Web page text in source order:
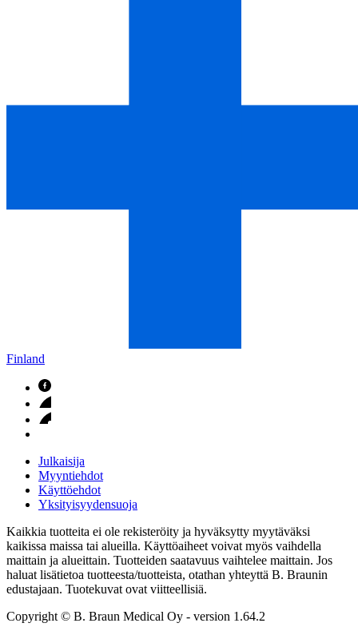
Finland
Julkaisija
Myyntiehdot
Käyttöehdot
Yksityisyydensuoja
Kaikkia tuotteita ei ole rekisteröity ja hyväksytty myytäväksi
kaikissa maissa tai alueilla. Käyttöaiheet voivat myös vaihdella
maittain ja alueittain. Tuotteiden saatavuus vaihtelee maittain. Jos
haluat lisätietoa tuotteesta/tuotteista, otathan yhteyttä B. Braunin
edustajaan. Tuotekuvat ovat viitteellisiä.
Copyright © B. Braun Medical Oy - version 1.64.2